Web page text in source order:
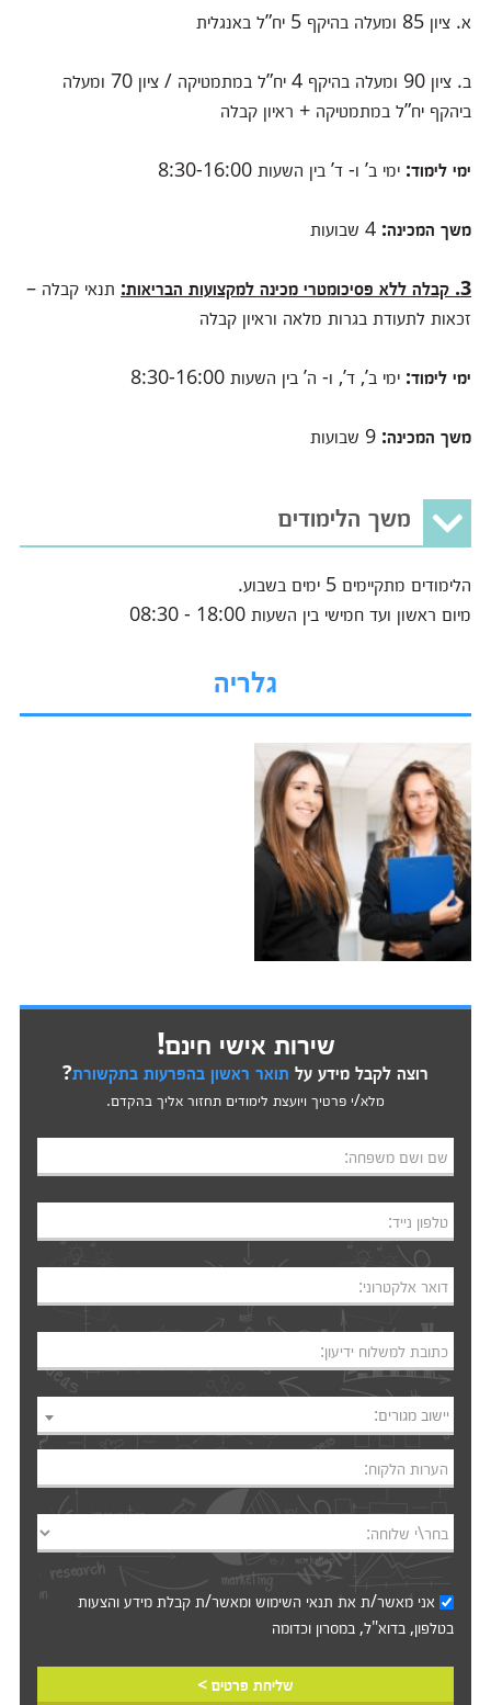
א. ציון 85 ומעלה בהיקף 5 יח”ל באנגלית
ב. ציון 90 ומעלה בהיקף 4 יח”ל במתמטיקה / ציון 70 ומעלה
ביהקף יח”ל במתמטיקה + ראיון קבלה
ימי לימוד: ימי ב’ ו- ד’ בין השעות 8:30-16:00
משך המכינה:
4 שבועות
3. קבלה ללא פסיכומטרי מכינה למקצועות הבריאות : תנאי קבלה –
זכאות לתעודת בגרות מלאה וראיון קבלה
ימי לימוד: ימי ב’, ד’, ו- ה’ בין השעות 8:30-16:00
משך המכינה:
9 שבועות
משך הלימודים
הלימודים מתקיימים 5 ימים בשבוע.
מיום ראשון ועד חמישי בין השעות 18:00 - 08:30
גלריה
שירות אישי חינם!
רוצה לקבל מידע על תואר ראשון בהפרעות בתקשורת?
מלא/י פרטיך ויועצת לימודים תחזור אליך בהקדם.
שם ושם משפחה:
טלפון נייד:
דואר אלקטרוני:
כתובת למשלוח ידיעון:
יישוב מגורים:
הערות הלקוח:
בחר\י שלוחה:
אני מאשר/ת את תנאי השימושומאשר/ת קבלת מידע והצעות
בטלפון, בדוא"ל, במסרון וכדומה‎‎
שליחת פרטים >